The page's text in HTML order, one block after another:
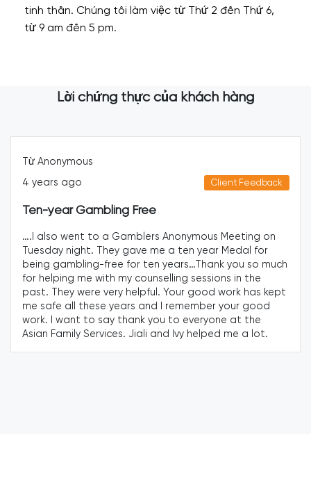
tinh thần. Chúng tôi làm việc từ Thứ 2 đến Thứ 6,
từ 9 am đến 5 pm.
Lời chứng thực của khách hàng
Free
Anonymous Meeting on
gave me a ten year Medal for
for ten years…Thank you so much
counselling sessions in the
helpful. Your good work has kept
and I remember your good
thank you to everyone at the
Jiali and Ivy helped me a lot.
5 years ago
I had
negative impacts
physical and
lost self-
at the door of the
Sunjin Heo,
to recover self-